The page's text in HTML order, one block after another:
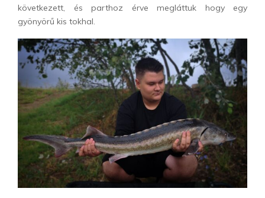
következett, és parthoz érve megláttuk hogy egy
gyönyörű kis tokhal.